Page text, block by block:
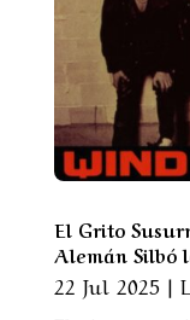
El Grito
Alemán Silbó
22 Jul 2025|